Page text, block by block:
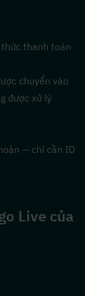
thanh toán
chuyển vào
được xử lý
— chỉ cần ID
Live của